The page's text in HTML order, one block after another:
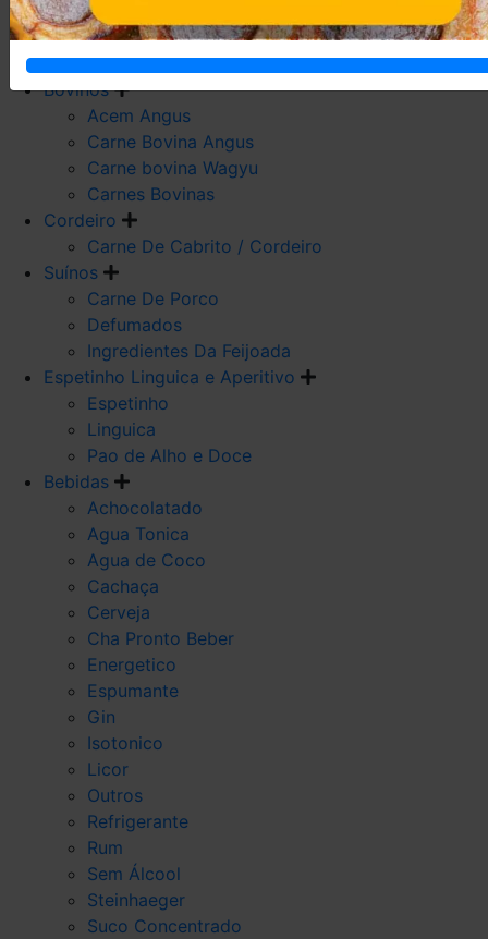
Carne De Frango
Carne De Galeto
Codorna
Bovinos
Acem Angus
Carne Bovina Angus
Carne bovina Wagyu
Carnes Bovinas
Cordeiro
Carne De Cabrito / Cordeiro
Suínos
Carne De Porco
Defumados
Ingredientes Da Feijoada
Espetinho Linguica e Aperitivo
Espetinho
Linguica
Pao de Alho e Doce
Bebidas
Achocolatado
Agua Tonica
Agua de Coco
Cachaça
Cerveja
Cha Pronto Beber
Energetico
Espumante
Gin
Isotonico
Licor
Outros
Refrigerante
Rum
Sem Álcool
Steinhaeger
Suco Concentrado